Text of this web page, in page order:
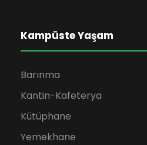
Kampüste Yaşam
Barınma
Kantin-Kafeterya
Kütüphane
Yemekhane